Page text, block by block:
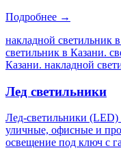
Подробнее →
накладной светильник
светильник в Казани.
Казани. накладной
Лед светильники
Лед-светильники (LED)
уличные, офисные и
освещение под ключ с